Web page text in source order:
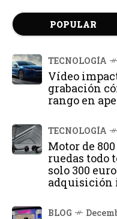
POPULAR
TECNOLOGÍA
Vídeo
grabación
rango en
TECNOLOGÍA
Motor de
ruedas todo
solo 300
adquisición
BLOG